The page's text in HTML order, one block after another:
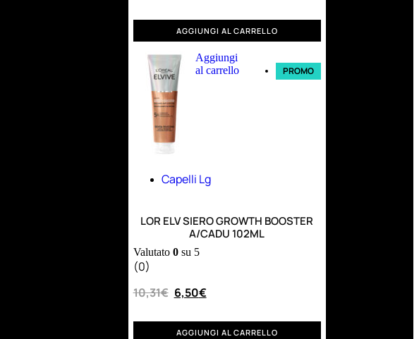
AGGIUNGI AL CARRELLO
Aggiungi
al carrello
PROMO
Capelli Lg
LOR ELV SIERO GROWTH BOOSTER
A/CADU 102ML
Valutato 0su 5
(0)
10,31€ 6,50€
AGGIUNGI AL CARRELLO